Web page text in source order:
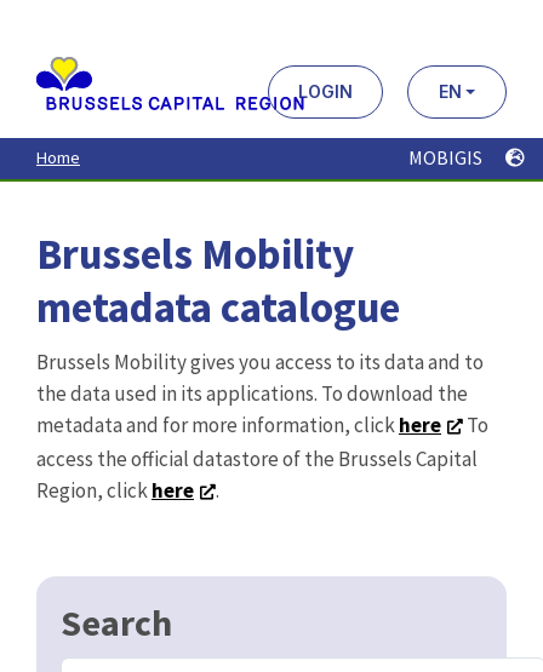
contenu
principal
LOGIN EN
Home MOBIGIS
Brussels Mobility
metadata catalogue
Brussels Mobility gives you access to its data and to
the data used in its applications. To download the
metadata and for more information, clickhere
To
access the official datastore of the Brussels Capital
Region, clickhere .
Search